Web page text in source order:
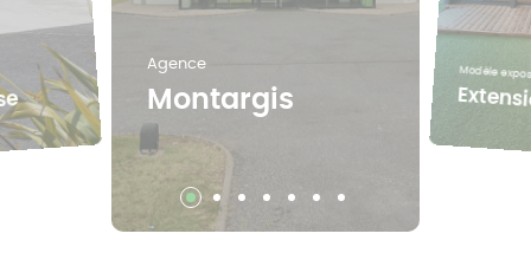
Montargis
Agence
Modèle